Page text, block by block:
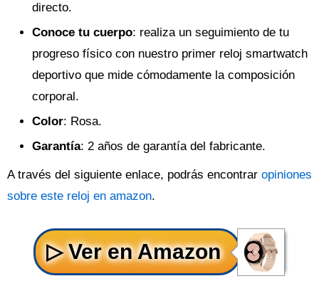
directo.
Conoce tu cuerpo: realiza un seguimiento de tu
progreso físico con nuestro primer reloj smartwatch
deportivo que mide cómodamente la composición
corporal.
Color: Rosa.
Garantía: 2 años de garantía del fabricante.
A través del siguiente enlace, podrás encontrar opiniones
sobre este reloj en amazon.